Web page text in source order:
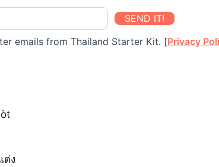
SEND IT!
emails from Thailand Starter Kit. [Privacy
ต่ง